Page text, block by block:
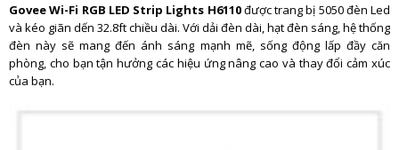
Govee Wi-Fi RGB LED Strip Lights H6110được trang bị 5050 đèn Led
và kéo giãn dến 32.8ft chiều dài. Với dải đèn dài, hạt đèn sáng, hệ thống
đèn này sẽ mang đến ánh sáng mạnh mẽ, sống động lấp đầy căn
phòng, cho bạn tận hưởng các hiệu ứng nâng cao và thay đổi cảm xúc
của bạn.